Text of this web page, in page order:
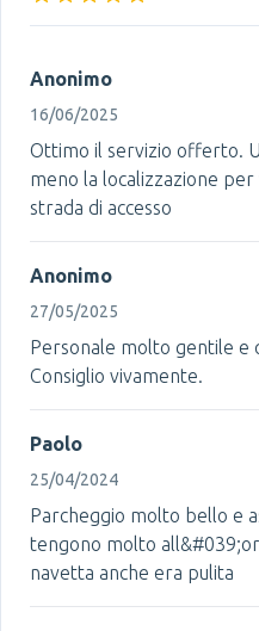
Anonimo
16/06/2025
Ottimo il servizio offerto.
meno la localizzazione per
strada di accesso
Anonimo
27/05/2025
Personale molto gentile e
Consiglio vivamente.
Paolo
25/04/2024
Parcheggio molto bello e
tengono molto
navetta anche era pulita